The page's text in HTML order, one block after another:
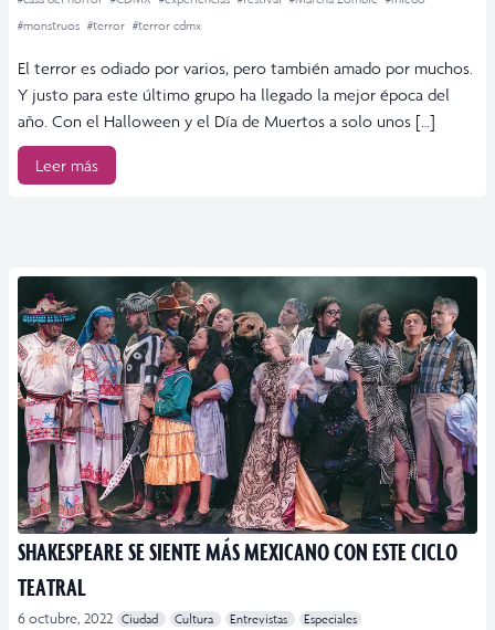
#monstruos #terror #terror cdmx
El terror es odiado por varios, pero también amado por muchos.
Y justo para este último grupo ha llegado la mejor época del
año. Con el Halloween y el Día de Muertos a solo unos […]
Leer más
SHAKESPEARE SE SIENTE MÁS MEXICANO CON ESTE CICLO
TEATRAL
6 octubre, 2022 Ciudad Cultura Entrevistas
Especiales